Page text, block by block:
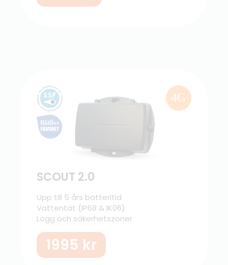
4G
SCOUT 2.0
Upp till 5 års batteritid
Vattentät (IP68 & IK06)
Logg och säkerhetszoner
1995 kr